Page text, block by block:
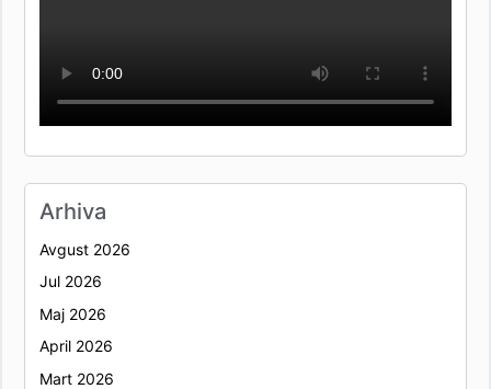
Arhiva
Avgust 2026
Jul 2026
Maj 2026
April 2026
Mart 2026